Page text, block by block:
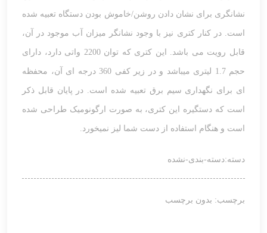
نشانگری برای نشان دادن روشن/خاموش بودن دستگاه تعبیه شده
است. در کنار کتری نیز با وجود نشانگر میزان آب موجود در آن،
قابل رویت می باشد. این کتری که توان 2200 واتی دارد، دارای
حجم 1.7 لیتری میباشد و در زیر کفی 360 درجه ای آن، محفظه
ای برای نگهداری سیم برق تعبیه شده است. در پایان قابل ذکر
است که دستگیره این کتری، به صورت ارگونومیک طراحی شده
است و هنگام استفاده از دست شما لیز نمیخورد.
دسته:دسته-بندی-نشده
برچسب: بدون برچسب